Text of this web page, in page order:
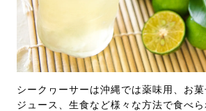
シークヮーサーは沖縄では薬味用、お菓
ジュース、生食など様々な方法で食べ